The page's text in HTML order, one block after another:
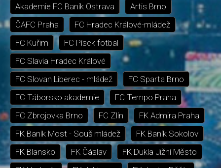
Akademie FC Baník Ostrava
Artis Brno
ČAFC Praha
FC Hradec Králové-mládež
FC Kuřim
FC Písek fotbal
FC Slavia Hradec Králové
FC Slovan Liberec - mládež
FC Sparta Brno
FC Táborsko akademie
FC Tempo Praha
FC Zbrojovka Brno
FC Zlín
FK Admira Praha
FK Baník Most - Souš mládež
FK Baník Sokolov
FK Blansko
FK Čáslav
FK Dukla Jižní Město